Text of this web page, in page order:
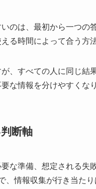
のは、最初から一つの
る時間によって合う方
、すべての人に同じ結
な情報を分けやすくな
断軸
な準備、想定される
、情報収集が行き当た